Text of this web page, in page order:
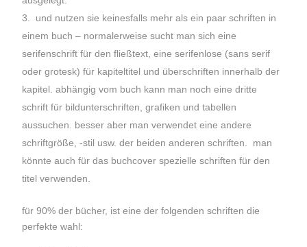
und nutzen sie keinesfalls mehr als ein paar schriften in
einem buch – normalerweise sucht man sich eine
serifenschrift für den fließtext, eine serifenlose (sans serif
oder grotesk) für kapiteltitel und überschriften innerhalb der
kapitel. abhängig vom buch kann man noch eine dritte
schrift für bildunterschriften, grafiken und tabellen
aussuchen. besser aber man verwendet eine andere
schriftgröße, -stil usw. der beiden anderen schriften. man
könnte auch für das buchcover spezielle schriften für den
titel verwenden.
für 90% der bücher, ist eine der folgenden schriften die
perfekte wahl: